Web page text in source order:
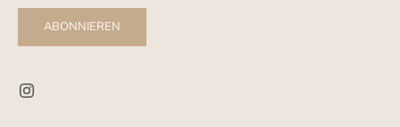
ABONNIEREN